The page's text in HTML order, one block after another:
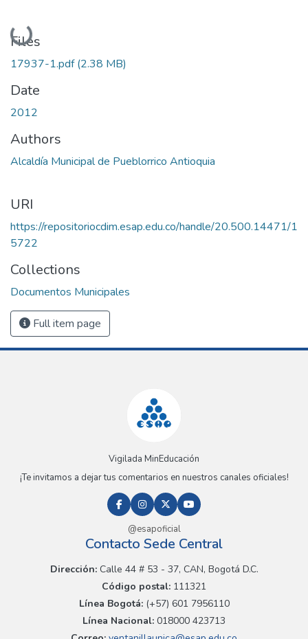
Loading...
Files
17937-1.pdf(2.38 MB)
Date
2012
Authors
Alcaldía Municipal de Pueblorrico Antioquia
URI
https://repositoriocdim.esap.edu.co/handle/20.500.14471/1
5722
Collections
Documentos Municipales
Full item page
Vigilada MinEducación
¡Te invitamos a dejar tus comentarios en nuestros canales oficiales!
@esapoficial
Contacto Sede Central
Dirección:Calle 44 # 53 - 37, CAN, Bogotá D.C.
Código postal: 111321
Línea Bogotá:(+57) 601 7956110
Línea Nacional: 018000 423713